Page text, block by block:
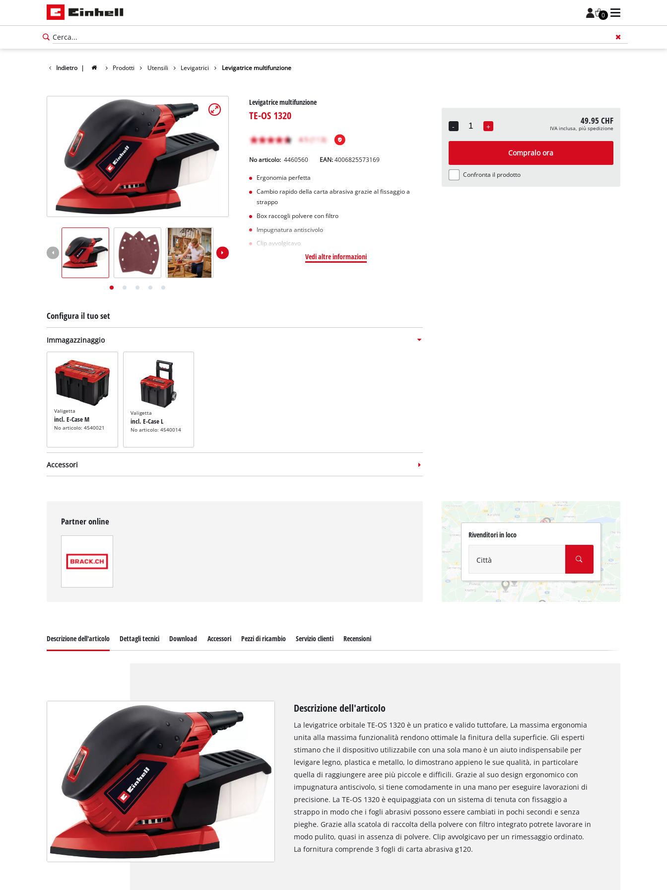
0
Indietro | Prodotti Utensili Levigatrici Levigatrice multifunzione
Levigatrice multifunzione
TE-OS 1320
No articolo: 4460560 EAN:4006825573169
Ergonomia perfetta
Cambio rapido della carta abrasiva grazie al fissaggio a
strappo
Box raccogli polvere con filtro
Impugnatura antiscivolo
Clip avvolgicavo
Vedi altre informazioni
Configura il tuo set
Immagazzinaggio
Valigetta
incl. E-Case M
No articolo: 4540021
Valigetta
incl. E-Case L
No articolo: 4540014
Accessori
incl. set di 15 fogli di
carta abrasiva
-
Quantity
+ 49.95 CHF
IVA inclusa, più spedizione
Compralo ora
Confronta il prodotto
Partner online
Rivenditori in loco
Città
Descrizione dell'articolo Dettagli tecnici Download Accessori Pezzi di ricambio Servizio clienti Recensioni
Descrizione dell'articolo
La levigatrice orbitale TE-OS 1320 è un pratico e valido tuttofare, La massima ergonomia
unita alla massima funzionalità rendono ottimale la finitura della superficie. Gli esperti
stimano che il dispositivo utilizzabile con una sola mano è un aiuto indispensabile per
levigare legno, plastica e metallo, lo dimostrano appieno le sue qualità, in particolare
quella di raggiungere aree più piccole e difficili. Grazie al suo design ergonomico con
impugnatura antiscivolo, si tiene comodamente in una mano per eseguire lavorazioni di
precisione. La TE-OS 1320 è equipaggiata con un sistema di tenuta con fissaggio a
strappo in modo che i fogli abrasivi possono essere cambiati in pochi secondi e senza
pieghe. Grazie alla scatola di raccolta della polvere con filtro integrato potrete lavorare in
modo pulito, quasi in assenza di polvere. Clip avvolgicavo per un rimessaggio ordinato.
La fornitura comprende 3 fogli di carta abrasiva g120.